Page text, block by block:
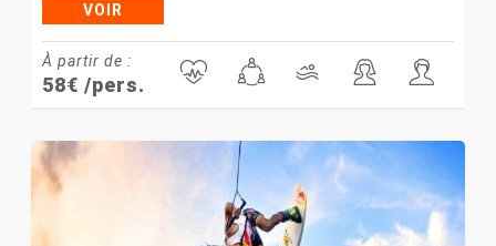
VOIR
À partir de :
58€ /pers.